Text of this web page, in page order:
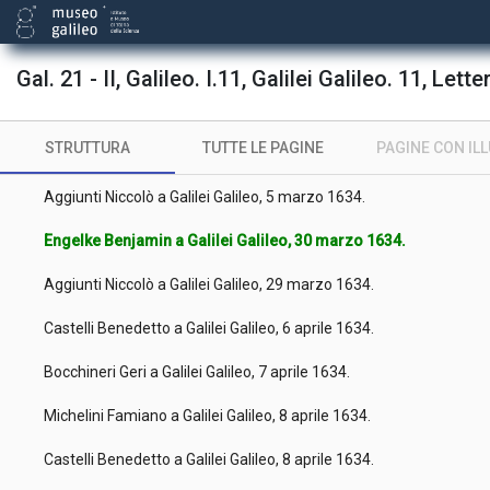
Gal. 21 - II, Galileo. I.11, Galilei Galileo. 11,
STRUTTURA TUTTE LE PAGINE PAGINE CON
Bocchineri Geri a Galilei Galileo, [febbraio 1634].
Magiotti Raffaello a Galilei Galileo, 11 febbraio 1634.
Piccolomini Ascanio a Galilei Galileo, 21 febbraio 1634.
Aggiunti Niccolò a Galilei Galileo, 5 marzo 1634.
Engelke Benjamin a Galilei Galileo, 30 marzo 1634.
Aggiunti Niccolò a Galilei Galileo, 29 marzo 1634.
Castelli Benedetto a Galilei Galileo, 6 aprile 1634.
Bocchineri Geri a Galilei Galileo, 7 aprile 1634.
Michelini Famiano a Galilei Galileo, 8 aprile 1634.
Castelli Benedetto a Galilei Galileo, 8 aprile 1634.